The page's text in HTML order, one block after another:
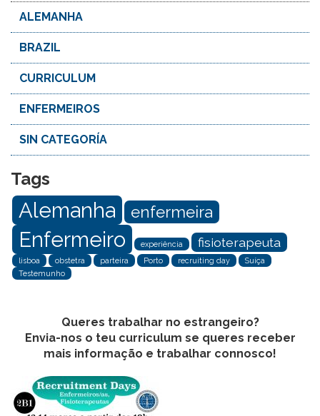
ALEMANHA
BRAZIL
CURRICULUM
ENFERMEIROS
SIN CATEGORÍA
Tags
Alemanha enfermeira
Enfermeiro experiência fisioterapeuta
lisboa obstetra parteira Porto recruiting day
Suíça
Testemunho
Queres trabalhar no estrangeiro?
Envia-nos o teu curriculum se queres receber
mais informação e trabalhar connosco!